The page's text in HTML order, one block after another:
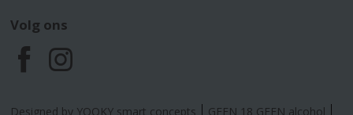
Volg ons
F
a
I
n
Designed by YOOKY smart concepts GEEN 18 GEEN alcohol